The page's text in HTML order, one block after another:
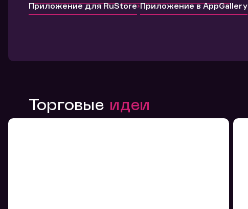
Приложение для RuStore Приложение в AppGallery
Торговые идеи